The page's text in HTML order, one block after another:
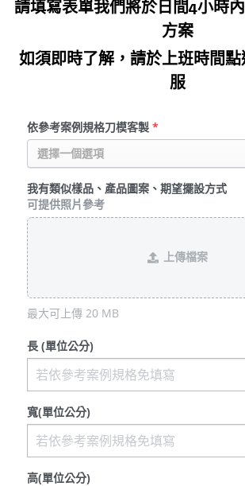
請填寫表單我們將於日間4小時
方案
如須即時了解，請於上班時間
服
依參考案例規格刀模客製*
選擇一個選項
我有類似樣品、產品圖案、期望擺設方式
可提供照片參考
上傳檔案
最大可上傳 20 MB
長 (單位公分)
寬(單位公分)
高(單位公分)